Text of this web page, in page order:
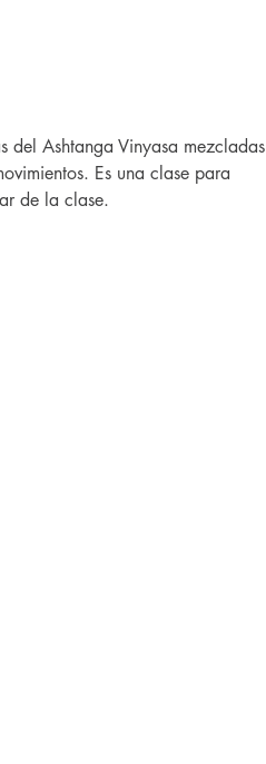
del Ashtanga Vinyasa mezcladas
Es una clase para
de la clase.